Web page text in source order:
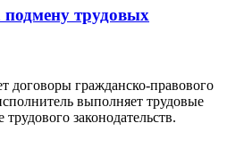
подмену трудовых
договоры гражданско-правового
выполняет трудовые
законодательств.